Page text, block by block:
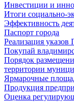
Инвестиции и
Итоги социально-
Эффективность
Паспорт города
Реализация указов
Покупай
Порядок
территории
Ярмарочные
Продукция
Оценка